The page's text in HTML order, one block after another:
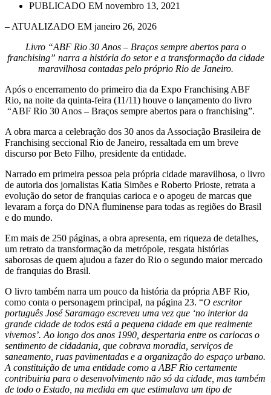
PUBLICADO EM novembro 13, 2021
– ATUALIZADO EM janeiro 26, 2026
Livro “ABF Rio 30 Anos – Braços sempre abertos para o
franchising” narra a história do setor e a transformação da cidade
maravilhosa contadas pelo próprio Rio de Janeiro.
Após o encerramento do primeiro dia da Expo Franchising ABF
Rio, na noite da quinta-feira (11/11) houve o lançamento do livro
“ABF Rio 30 Anos – Braços sempre abertos para o franchising”.
A obra marca a celebração dos 30 anos da Associação Brasileira de
Franchising seccional Rio de Janeiro, ressaltada em um breve
discurso por Beto Filho, presidente da entidade.
Narrado em primeira pessoa pela própria cidade maravilhosa, o livro
de autoria dos jornalistas Katia Simões e Roberto Prioste, retrata a
evolução do setor de franquias carioca e o apogeu de marcas que
levaram a força do DNA fluminense para todas as regiões do Brasil
e do mundo.
Em mais de 250 páginas, a obra apresenta, em riqueza de detalhes,
um retrato da transformação da metrópole, resgata histórias
saborosas de quem ajudou a fazer do Rio o segundo maior mercado
de franquias do Brasil.
O livro também narra um pouco da história da própria ABF Rio,
como conta o personagem principal, na página 23. “O escritor
português José Saramago escreveu uma vez que ‘no interior da
grande cidade de todos está a pequena cidade em que realmente
vivemos’. Ao longo dos anos 1990, despertaria entre os cariocas o
sentimento de cidadania, que cobrava moradia, serviços de
saneamento, ruas pavimentadas e a organização do espaço urbano.
A constituição de uma entidade como a ABF Rio certamente
contribuiria para o desenvolvimento não só da cidade, mas também
de todo o Estado, na medida em que estimulava um tipo de